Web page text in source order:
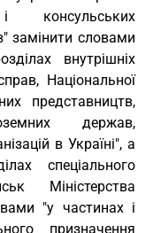
консульських
замінити словами
внутрішніх
Національної
представництв,
держав,
в Україні", а
спеціального
Міністерства
"у частинах і
призначення